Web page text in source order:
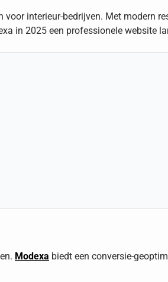
interieur-bedrijven. Met modern
in 2025 een professionele website
Modexa biedt een conversie-